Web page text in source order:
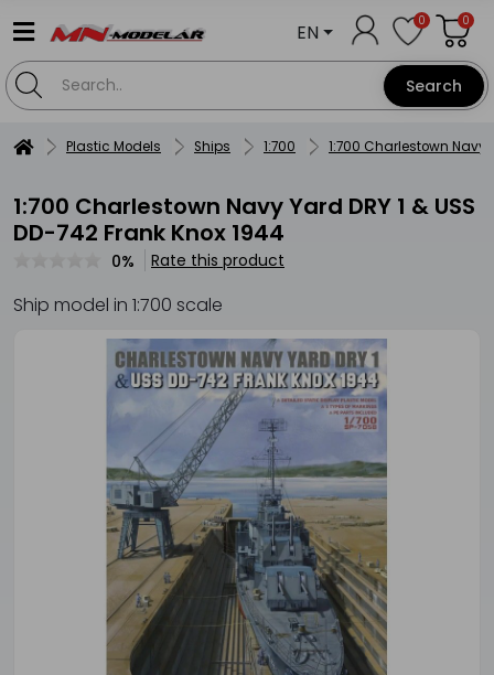
Search
EN 0 0
Plastic Models Ships 1:700 1:700 Charlestown Navy
1:700 Charlestown Navy Yard DRY 1 & USS
DD-742 Frank Knox 1944
0% Rate this product
Ship model in 1:700 scale